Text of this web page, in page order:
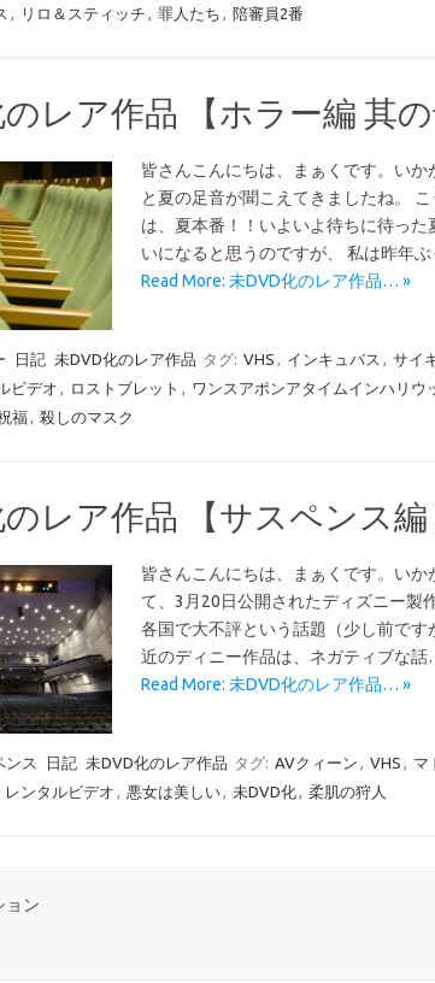
, リロ＆スティッチ , 罪人たち , 陪審員2番
レア作品 【ホラー編 其の
皆さんこんにちは、まぁくです。いか
と夏の足音が聞こえてきましたね。
は、夏本番！！いよいよ待ちに待っ
いになると思うのですが、 私は昨年
Read More: 未DVD化のレア作品… »
日記 未DVD化のレア作品 タグ: VHS , インキュバス , サイ
ビデオ , ロストブレット , ワンスアポンアタイムインハリウ
福, 殺しのマスク
レア作品 【サスペンス編
皆さんこんにちは、まぁくです。いか
て、3月20日公開されたディズニー製
各国で大不評という話題（少し前です
近のディニー作品は、ネガティブな
Read More: 未DVD化のレア作品… »
ンス 日記 未DVD化のレア作品 タグ: AVクィーン , VHS , マ
レンタルビデオ , 悪女は美しい, 未DVD化, 柔肌の狩人
ョン